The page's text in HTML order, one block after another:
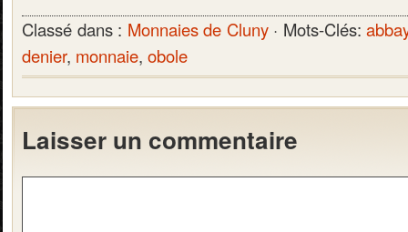
Classé dans : Monnaies de Cluny· Mots-Clés:
denier, monnaie, obole
Laisser un commentaire